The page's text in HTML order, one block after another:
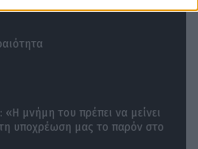
μνήμη του πρέπει να μείνει
υποχρέωση μας το παρόν στο